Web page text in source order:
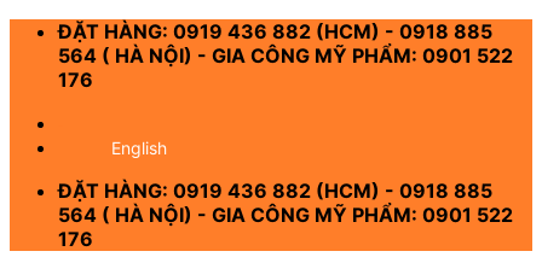
Skip
content
ĐẶT HÀNG: 0919 436 882 (HCM) - 0918 885
564 ( HÀ NỘI) - GIA CÔNG MỸ PHẨM: 0901 522
176
English
ĐẶT HÀNG: 0919 436 882 (HCM) - 0918 885
564 ( HÀ NỘI) - GIA CÔNG MỸ PHẨM: 0901 522
176